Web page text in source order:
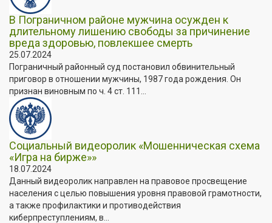
В Пограничном районе мужчина осужден к
длительному лишению свободы за причинение
вреда здоровью, повлекшее смерть
25.07.2024
Пограничный районный суд постановил обвинительный
приговор в отношении мужчины, 1987 года рождения. Он
признан виновным по ч. 4 ст. 111...
Социальный видеоролик «Мошенническая схема
«Игра на бирже»»
18.07.2024
Данный видеоролик направлен на правовое просвещение
населения с целью повышения уровня правовой грамотности,
а также профилактики и противодействия
киберпреступлениям, в...